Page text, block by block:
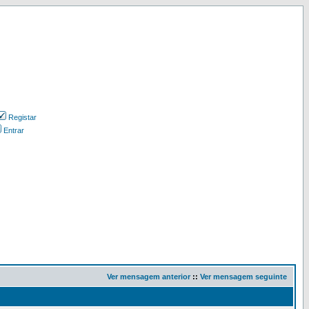
Registar
Entrar
Ver mensagem anterior :: Ver mensagem seguinte